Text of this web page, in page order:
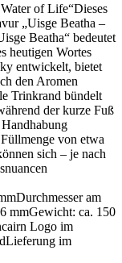
of Life“Dieses
„Uisge Beatha –
Beatha“ bedeutet
heutigen Wortes
entwickelt, bietet
den Aromen
Trinkrand bündelt
der kurze Fuß
von etwa
sich – je nach
am
mmGewicht: ca. 150
Logo im
im